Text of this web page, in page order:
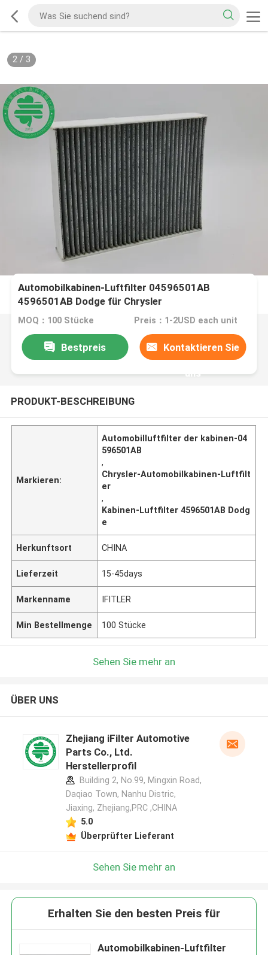
2/ 3
Automobilkabinen-Luftfilter 04596501AB
4596501AB Dodge für Chrysler
MOQ：100 Stücke Preis：1-2USD each unit
Bestpreis Kontaktieren Sie
uns
PRODUKT-BESCHREIBUNG
Markieren:
Automobilluftfilter der kabinen-04
596501AB
,
Chrysler-Automobilkabinen-Luftfilt
er
,
Kabinen-Luftfilter 4596501AB Dodg
e
Herkunftsort CHINA
Lieferzeit 15-45days
Markenname IFITLER
Min Bestellmenge 100 Stücke
Sehen Sie mehr an
ÜBER UNS
Zhejiang iFilter Automotive
Parts Co., Ltd.
Herstellerprofil
Building 2, No.99, Mingxin Road,
Daqiao Town, Nanhu Distric,
Jiaxing, Zhejiang,PRC ,CHINA
5.0
Überprüfter Lieferant
Sehen Sie mehr an
Erhalten Sie den besten Preis für
Automobilkabinen-Luftfilter